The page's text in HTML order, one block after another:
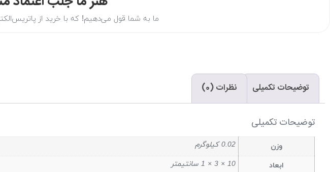
ما به شما قول می‌دهیم! که با خرید از
توضیحات تکمیلی نظرات (0)
توضیحات تکمیلی
وزن
0.02 کیلوگرم
ابعاد
10 × 3 × 1 سانتیمتر